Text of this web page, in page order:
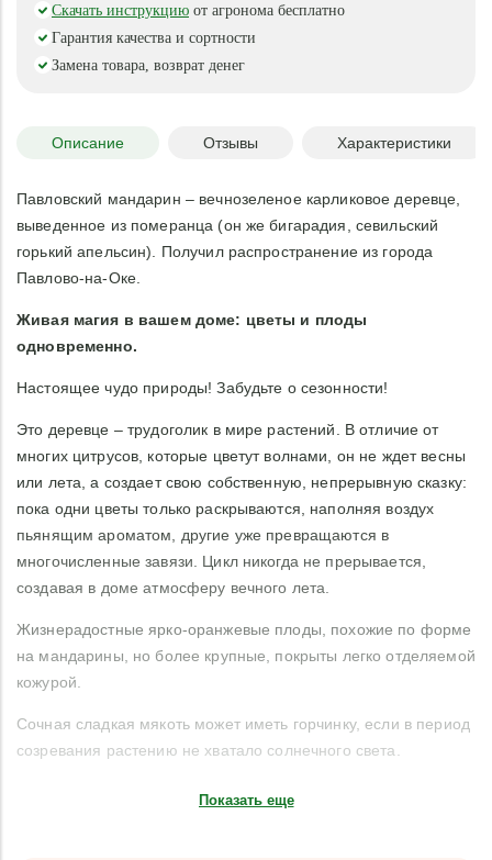
Скачать инструкцию от агронома бесплатно
Гарантия качества и сортности
Замена товара, возврат денег
Описание Отзывы Характеристики
Павловский мандарин – вечнозеленое карликовое деревце,
выведенное из померанца (он же бигарадия, севильский
горький апельсин). Получил распространение из города
Павлово-на-Оке.
Живая магия в вашем доме: цветы и плоды
одновременно.
Настоящее чудо природы! Забудьте о сезонности!
Это деревце – трудоголик в мире растений. В отличие от
многих цитрусов, которые цветут волнами, он не ждет весны
или лета, а создает свою собственную, непрерывную сказку:
пока одни цветы только раскрываются, наполняя воздух
пьянящим ароматом, другие уже превращаются в
многочисленные завязи. Цикл никогда не прерывается,
создавая в доме атмосферу вечного лета.
Жизнерадостные ярко-оранжевые плоды, похожие по форме
на мандарины, но более крупные, покрыты легко отделяемой
кожурой.
Сочная сладкая мякоть может иметь горчинку, если в период
созревания растению не хватало солнечного света.
Показать еще